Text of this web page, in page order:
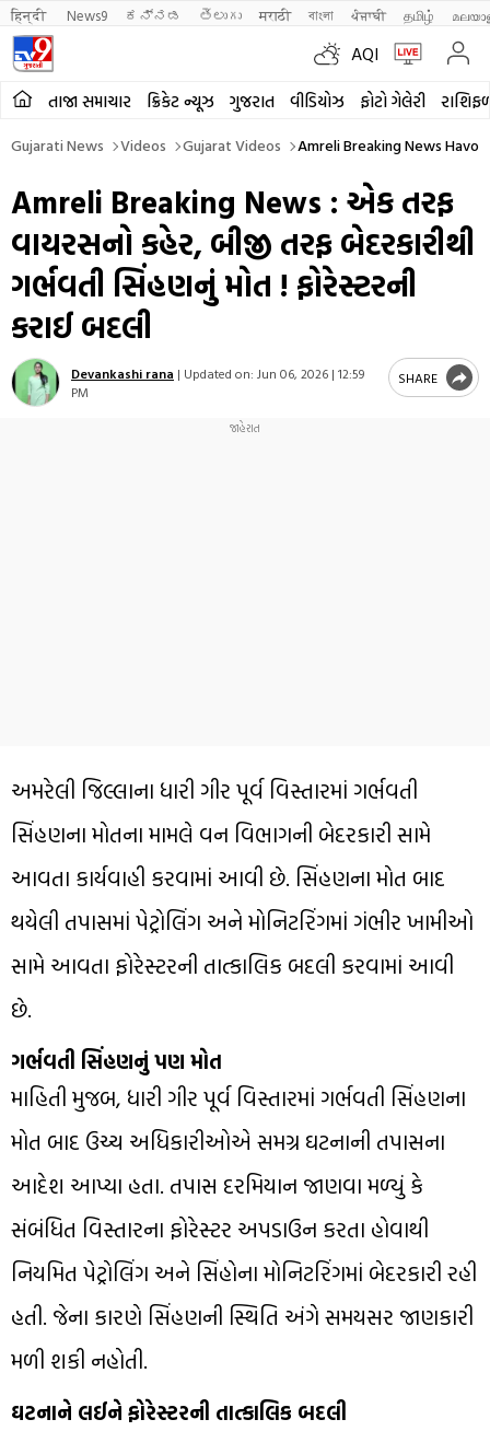
हिन्दी News9 ಕನ್ನಡ తెలుగు मराठी বাংলা ਪੰਜਾਬੀ தமிழ்
AQI
તાજા સમાચાર ક્રિકેટ ન્યૂઝ ગુજરાત વીડિયોઝ ફોટો ગેલેરી
Gujarati News Videos Gujarat Videos Amreli Breaking News
Amreli Breaking News : એક તરફ
વાયરસનો કહેર, બીજી તરફ બેદરકારીથી
ગર્ભવતી સિંહણનું મોત ! ફોરેસ્ટરની
કરાઈ બદલી
Devankashi rana | Updated on: Jun 06, 2026 | 12:59
PM
SHARE
અમરેલી જિલ્લાના ધારી ગીર પૂર્વ વિસ્તારમાં ગર્ભવતી
સિંહણના મોતના મામલે વન વિભાગની બેદરકારી સામે
આવતા કાર્યવાહી કરવામાં આવી છે. સિંહણના મોત બાદ
થયેલી તપાસમાં પેટ્રોલિંગ અને મોનિટરિંગમાં ગંભીર ખામીઓ
સામે આવતા ફોરેસ્ટરની તાત્કાલિક બદલી કરવામાં આવી
છે.
ગર્ભવતી સિંહણનું પણ મોત
માહિતી મુજબ, ધારી ગીર પૂર્વ વિસ્તારમાં ગર્ભવતી સિંહણના
મોત બાદ ઉચ્ચ અધિકારીઓએ સમગ્ર ઘટનાની તપાસના
આદેશ આપ્યા હતા. તપાસ દરમિયાન જાણવા મળ્યું કે
સંબંધિત વિસ્તારના ફોરેસ્ટર અપડાઉન કરતા હોવાથી
નિયમિત પેટ્રોલિંગ અને સિંહોના મોનિટરિંગમાં બેદરકારી રહી
હતી. જેના કારણે સિંહણની સ્થિતિ અંગે સમયસર જાણકારી
મળી શકી નહોતી.
ઘટનાને લઈને ફોરેસ્ટરની તાત્કાલિક બદલી